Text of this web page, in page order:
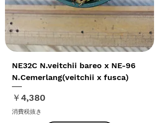
NE32C N.veitchii bareo x NE-96
N.Cemerlang(veitchii x fusca)
価格
￥4,380
消費税抜き